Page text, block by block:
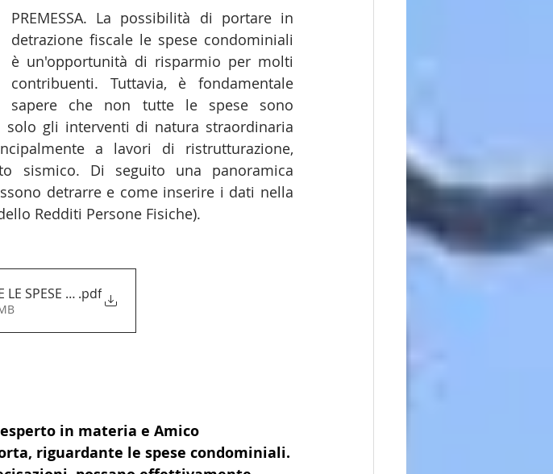
PREMESSA. La possibilità di portare in
detrazione fiscale le spese condominiali
è un'opportunità di risparmio per molti
contribuenti. Tuttavia, è fondamentale
sapere che non tutte le spese sono
gli interventi di natura straordinaria
a lavori di ristrutturazione,
sismico. Di seguito una panoramica
detrarre e come inserire i dati nella
Redditi Persone Fisiche).
LE SPESE CONDOMINIALI
.pdf
in materia e Amico
riguardante le spese condominiali.